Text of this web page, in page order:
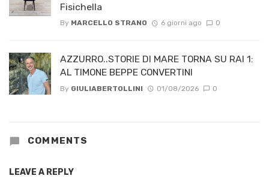
Fisichella
By MARCELLO STRANO 6 giorni ago 0
AZZURRO..STORIE DI MARE TORNA SU RAI 1:
AL TIMONE BEPPE CONVERTINI
By GIULIABERTOLLINI 01/08/2026 0
COMMENTS
LEAVE A REPLY